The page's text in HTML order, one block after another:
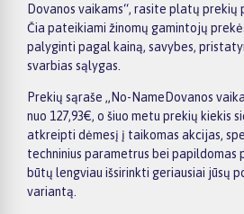
Dovanos vaikams“, rasite platų prekių
Čia pateikiami žinomų gamintojų
palyginti pagal kainą, savybes,
svarbias sąlygas.
Prekių sąraše „No-NameDovanos
nuo 127,93€, o šiuo metu prekių kiekis
atkreipti dėmesį į taikomas akcijas,
techninius parametrus bei papildomas
būtų lengviau išsirinkti geriausiai jūsų
variantą.